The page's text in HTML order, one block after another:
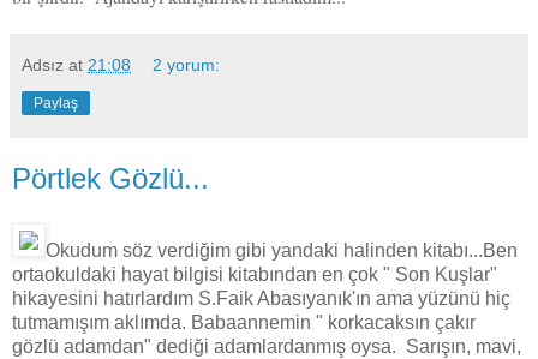
Adsız at 21:08 2 yorum:
Paylaş
Pörtlek Gözlü...
Okudum söz verdiğim gibi yandaki halinden kitabı...Ben
ortaokuldaki hayat bilgisi kitabından en çok " Son Kuşlar"
hikayesini hatırlardım S.Faik Abasıyanık'ın ama yüzünü hiç
tutmamışım aklımda. Babaannemin " korkacaksın çakır
gözlü adamdan" dediği adamlardanmış oysa. Sarışın, mavi,